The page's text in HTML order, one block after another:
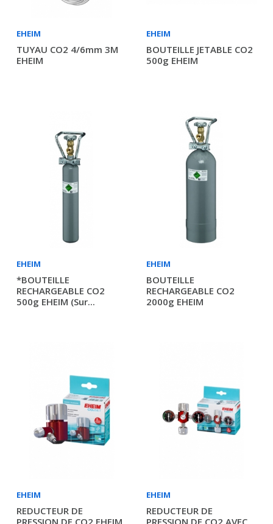
EHEIM
TUYAU CO2 4/6mm 3M
EHEIM
EHEIM
BOUTEILLE JETABLE CO2
500g EHEIM
EHEIM
*BOUTEILLE
RECHARGEABLE CO2
500g EHEIM (sur...
EHEIM
BOUTEILLE
RECHARGEABLE CO2
2000g EHEIM
EHEIM
REDUCTEUR DE
PRESSION DE CO2 EHEIM
EHEIM
REDUCTEUR DE
PRESSION DE CO2 AVEC